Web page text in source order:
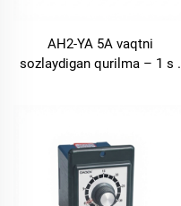
AH2-YA 5A vaqtni
sozlaydigan qurilma – 1 s -